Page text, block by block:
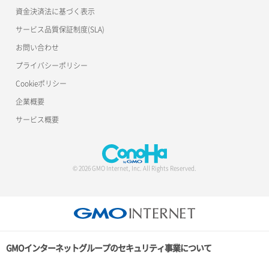
サーバー利用状況グラフ（ディスクIO）
サーバー削除
ポートデタッチ
ポート作成（追加IP用）
ポート削除
ポート詳細取得
ロードバランサー一覧取得
ロードバランサー削除
ロードバランサー更新
ロードバランサー詳細取得
ロードバランサー追加
資金決済法に基づく表示
サービス品質保証制度(SLA)
お問い合わせ
プライバシーポリシー
Cookieポリシー
企業概要
サービス概要
© 2026 GMO Internet, Inc. All Rights Reserved.
GMOインターネットグループのセキュリティ事業について